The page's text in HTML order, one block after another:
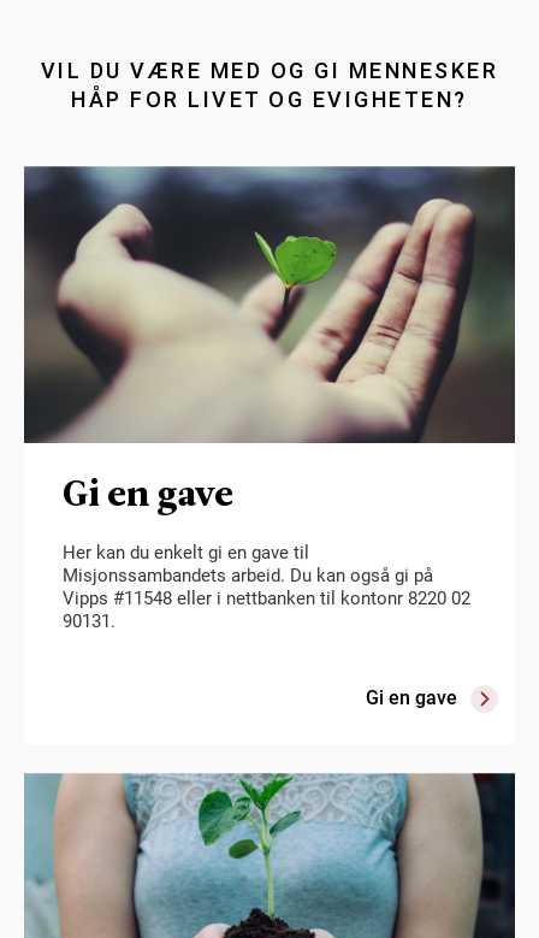
VIL DU VÆRE MED OG GI MENNESKER
HÅP FOR LIVET OG EVIGHETEN?
Gi en gave
Her kan du enkelt gi en gave til
Misjonssambandets arbeid. Du kan også gi på
Vipps #11548 eller i nettbanken til kontonr 8220 02
90131.
Gi en gave